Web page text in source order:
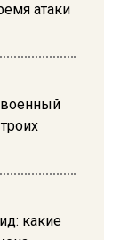
атаки
какие